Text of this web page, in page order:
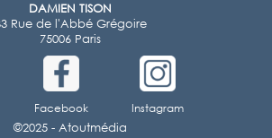
DAMIEN TISON
Rue de l'Abbé Grégoire
75006 Paris
Facebook
Instagram
©2025 - Atoutmédia